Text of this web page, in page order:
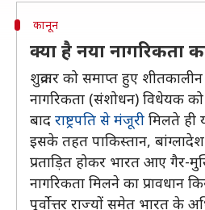
कानून
क्या है नया नागरिकता
शुक्रवार को समाप्त हुए
नागरिकता (संशोधन) विधेयक
बाद राष्ट्रपति से मंजूरी मिलते ही
इसके तहत पाकिस्तान,
प्रताड़ित होकर भारत आए गैर-
नागरिकता मिलने का प्रावधान
पूर्वोत्तर राज्यों समेत भारत के